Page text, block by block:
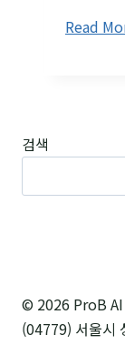
Read
검색
© 2026 ProB AI
(04779) 서울시